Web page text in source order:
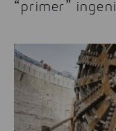
“primer”